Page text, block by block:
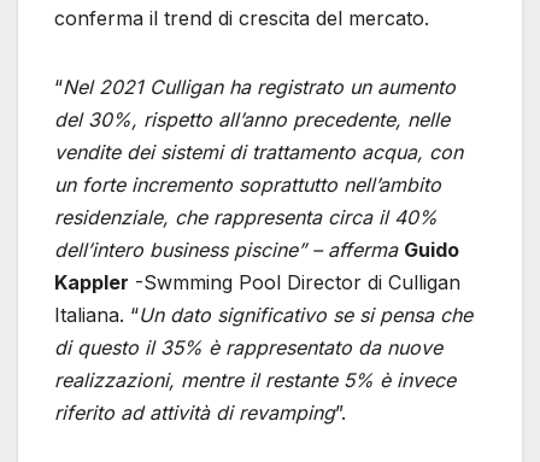
conferma il trend di crescita del mercato.
“Nel 2021 Culligan ha registrato un aumento
del 30%, rispetto all’anno precedente, nelle
vendite dei sistemi di trattamento acqua, con
un forte incremento soprattutto nell’ambito
residenziale, che rappresenta circa il 40%
dell’intero business piscine” – afferma Guido
Kappler -Swmming Pool Director di Culligan
Italiana. “Un dato significativo se si pensa che
di questo il 35% è rappresentato da nuove
realizzazioni, mentre il restante 5% è invece
riferito ad attività di revamping”.